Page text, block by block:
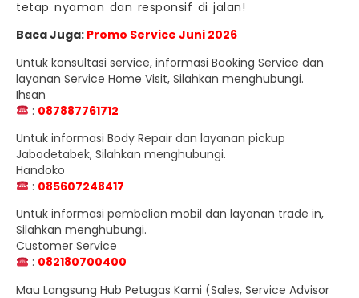
tetap nyaman dan responsif di jalan!
Baca Juga: Promo Service Juni 2026
Untuk konsultasi service, informasi Booking Service dan
layanan Service Home Visit, Silahkan menghubungi.
Ihsan
: 087887761712
Untuk informasi Body Repair dan layanan pickup
Jabodetabek, Silahkan menghubungi.
Handoko
: 085607248417
Untuk informasi pembelian mobil dan layanan trade in,
Silahkan menghubungi.
Customer Service
: 082180700400
Mau Langsung Hub Petugas Kami (Sales, Service Advisor